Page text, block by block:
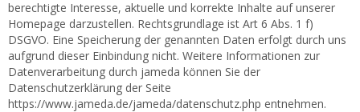
berechtigte Interesse, aktuelle und korrekte Inhalte auf unserer
Homepage darzustellen. Rechtsgrundlage ist Art 6 Abs. 1 f)
DSGVO. Eine Speicherung der genannten Daten erfolgt durch uns
aufgrund dieser Einbindung nicht. Weitere Informationen zur
Datenverarbeitung durch jameda können Sie der
Datenschutzerklärung der Seite
https://www.jameda.de/jameda/datenschutz.php entnehmen.